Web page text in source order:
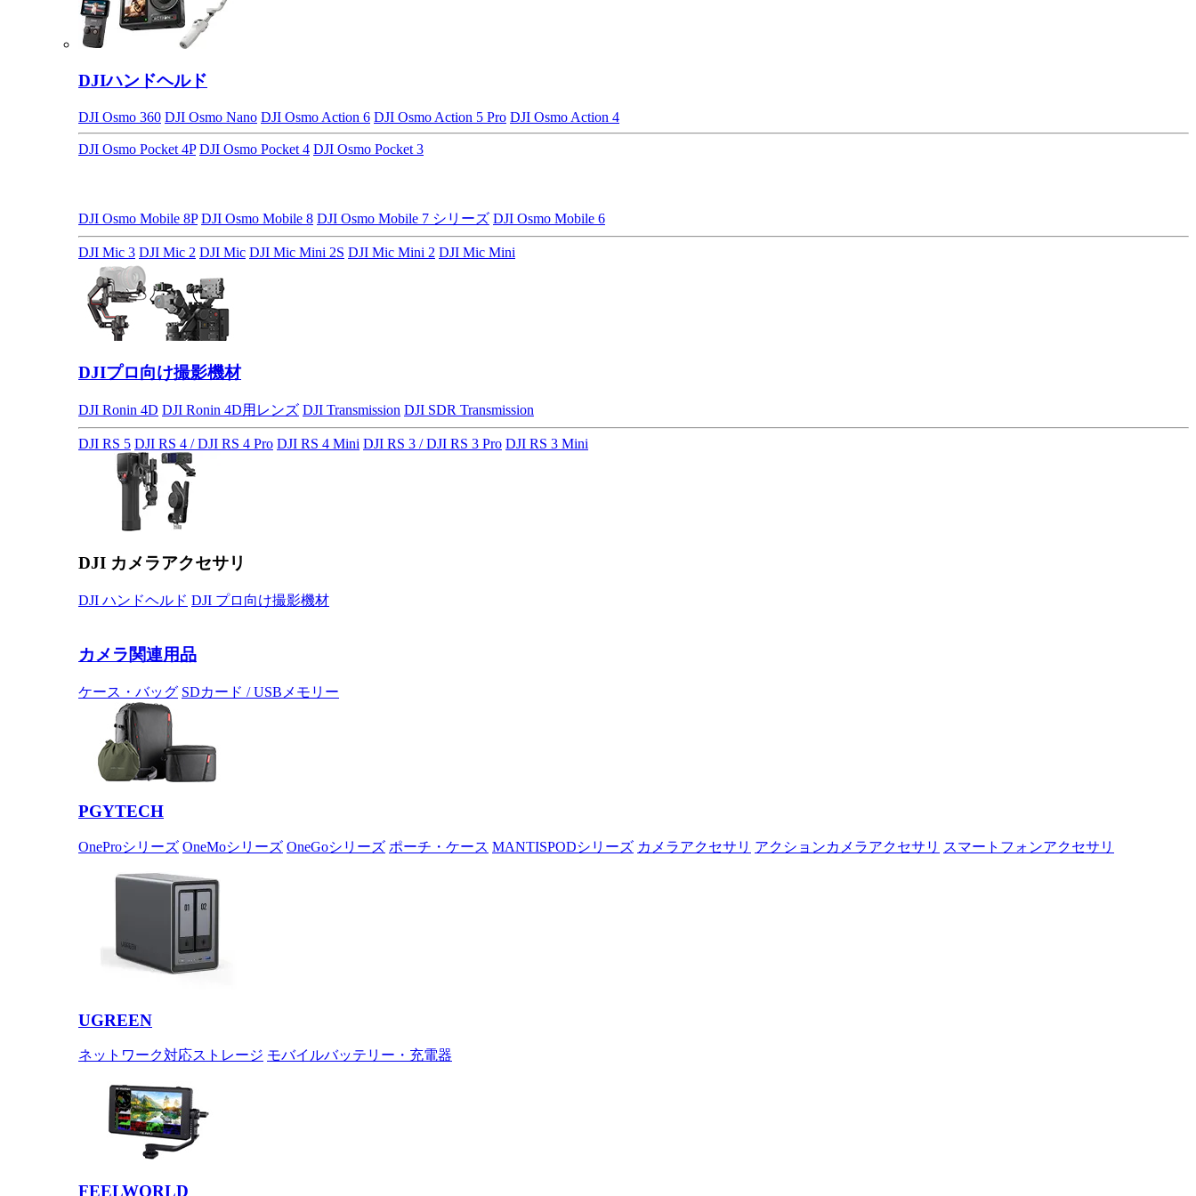
DJIハンドヘルド
DJI Osmo 360 DJI Osmo Nano DJI Osmo Action 6 DJI Osmo Action 5 Pro DJI Osmo Action 4
DJI Osmo Pocket 4P DJI Osmo Pocket 4 DJI Osmo Pocket 3
DJI Osmo Mobile 8P DJI Osmo Mobile 8 DJI Osmo Mobile 7 シリーズ DJI Osmo Mobile 6
DJI Mic 3 DJI Mic 2 DJI Mic DJI Mic Mini 2S DJI Mic Mini 2 DJI Mic Mini
DJIプロ向け撮影機材
DJI Ronin 4D DJI Ronin 4D用レンズ DJI Transmission DJI SDR Transmission
DJI RS 5 DJI RS 4 / DJI RS 4 Pro DJI RS 4 Mini DJI RS 3 / DJI RS 3 Pro DJI RS 3 Mini
DJI カメラアクセサリ
DJI ハンドヘルド DJI プロ向け撮影機材
カメラ関連用品
ケース・バッグ SDカード / USBメモリー
PGYTECH
OneProシリーズ OneMoシリーズ OneGoシリーズ ポーチ・ケース MANTISPODシリーズ カメラアクセサリ アクションカメラアクセサリ スマートフォンアクセサリ
UGREEN
ネットワーク対応ストレージ モバイルバッテリー・充電器
FEELWORLD